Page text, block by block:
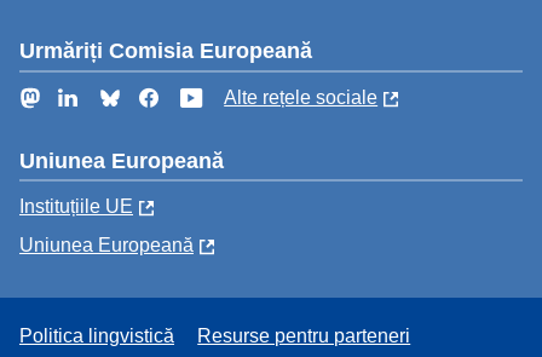
Urmăriți Comisia Europeană
MastodonLinkedInBlueskyFacebookYouTube
Alte rețele sociale
Uniunea Europeană
Instituțiile UE
Uniunea Europeană
Politica lingvistică Resurse pentru parteneri